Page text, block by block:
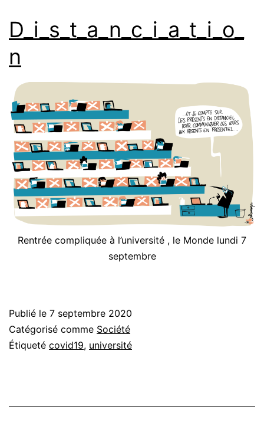
D_i_s_t_a_n_c_i_a_t_i_o_
n
Rentrée compliquée à l’université , le Monde lundi 7
septembre
Publié le 7 septembre 2020
Catégorisé comme Société
Étiqueté covid19, université